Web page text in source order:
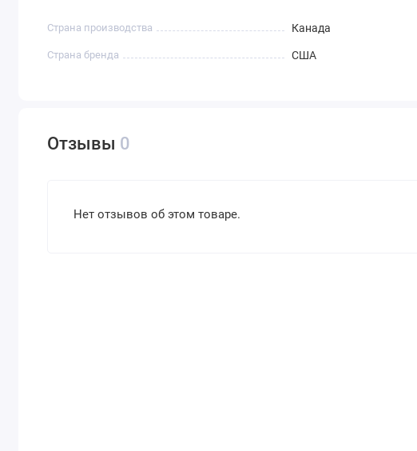
Страна производства Канада
Страна бренда США
Отзывы 0
Нет отзывов об этом товаре.